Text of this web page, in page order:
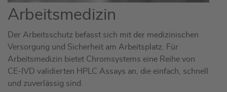
Arbeitsmedizin
Der Arbeitsschutz befasst sich mit der medizinischen
Versorgung und Sicherheit am Arbeitsplatz. Für
Arbeitsmedizin bietet Chromsystems eine Reihe von
CE-IVD validierten HPLC Assays an, die einfach, schnell
und zuverlässig sind.